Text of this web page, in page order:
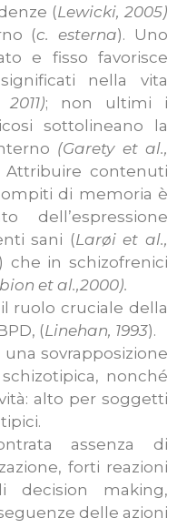
(Lewicki, 2005)
(c. esterna). Uno
e fisso favorisce
nella vita
; non ultimi i
sottolineano la
(Garety et al.,
Attribuire contenuti
di memoria è
sani (Larøi et al.,
) che in schizofrenici
et al.,2000).
ruolo cruciale della
(Linehan, 1993).
una sovrapposizione
nonché
alto per soggetti
assenza di
forti reazioni
decision making,
delle azioni